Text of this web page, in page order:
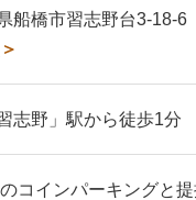
船橋市習志野台3-18-6
＞
志野」駅から徒歩1分
コインパーキングと